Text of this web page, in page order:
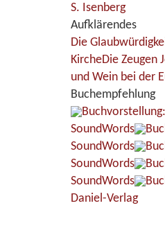
S. Isenberg
Aufklärendes
Die
KircheDie Zeugen
und Wein bei der
Buchempfehlung
SoundWords
SoundWords
SoundWords
SoundWords
Daniel-Verlag